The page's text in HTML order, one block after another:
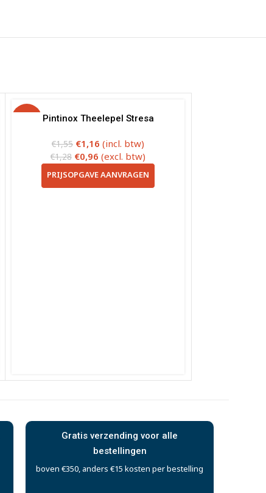
Pintinox Theelepel Stresa
€1,55 €1,16 (incl. btw)
€1,28 €0,96 (excl. btw)
PRIJSOPGAVE AANVRAGEN
Gratis verzending voor alle
bestellingen
boven €350, anders €15 kosten per bestelling